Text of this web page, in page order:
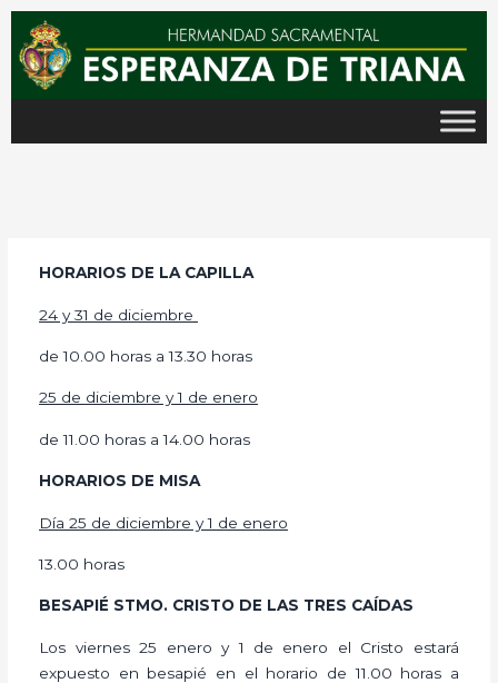
contenido
HORARIOS DE LA CAPILLA
24 y 31 de diciembre
de 10.00 horas a 13.30 horas
25 de diciembre y 1 de enero
de 11.00 horas a 14.00 horas
HORARIOS DE MISA
Día 25 de diciembre y 1 de enero
13.00 horas
BESAPIÉ STMO. CRISTO DE LAS TRES CAÍDAS
Los viernes 25 enero y 1 de enero el Cristo estará
expuesto en besapié en el horario de 11.00 horas a